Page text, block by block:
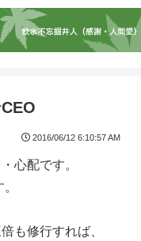
2016/06/12 6:10:57 AM
心配です。
も修行すれば、